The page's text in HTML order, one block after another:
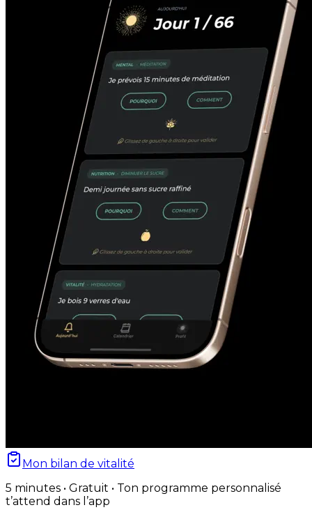
Mon bilan de vitalité
5 minutes • Gratuit • Ton programme personnalisé
t’attend dans l’app